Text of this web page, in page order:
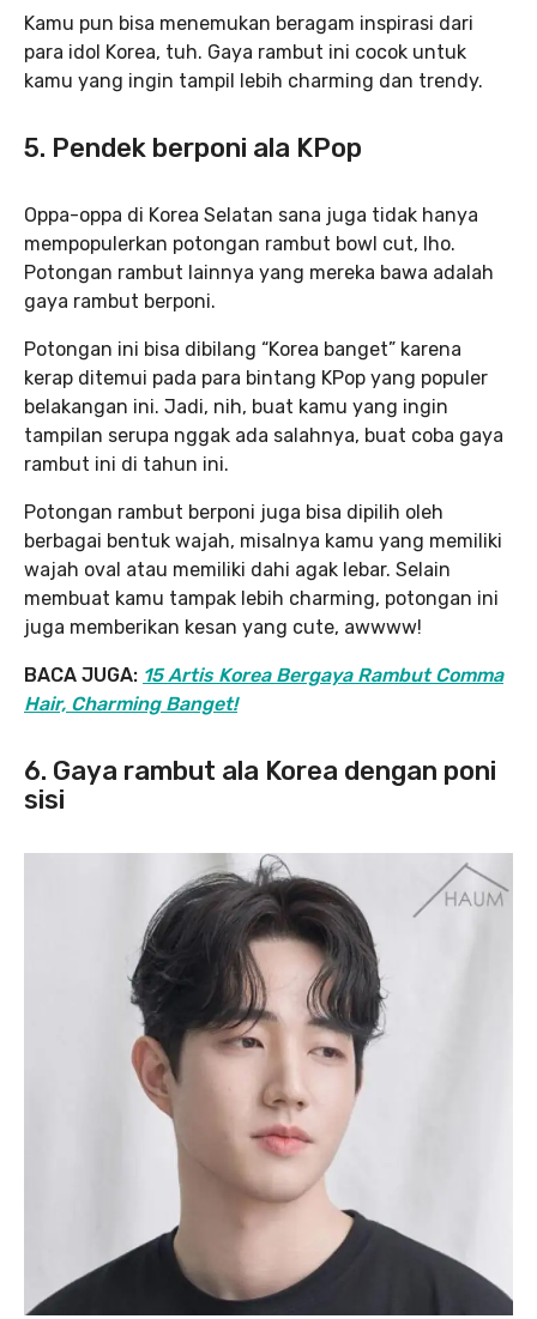
Kamu pun bisa menemukan beragam inspirasi dari
para idol Korea, tuh. Gaya rambut ini cocok untuk
kamu yang ingin tampil lebih charming dan trendy.
5. Pendek berponi ala KPop
Oppa-oppa di Korea Selatan sana juga tidak hanya
mempopulerkan potongan rambut bowl cut, lho.
Potongan rambut lainnya yang mereka bawa adalah
gaya rambut berponi.
Potongan ini bisa dibilang “Korea banget” karena
kerap ditemui pada para bintang KPop yang populer
belakangan ini. Jadi, nih, buat kamu yang ingin
tampilan serupa nggak ada salahnya, buat coba gaya
rambut ini di tahun ini.
Potongan rambut berponi juga bisa dipilih oleh
berbagai bentuk wajah, misalnya kamu yang memiliki
wajah oval atau memiliki dahi agak lebar. Selain
membuat kamu tampak lebih charming, potongan ini
juga memberikan kesan yang cute, awwww!
BACA JUGA: 15 Artis Korea Bergaya Rambut Comma
Hair, Charming Banget!
6. Gaya rambut ala Korea dengan poni
sisi